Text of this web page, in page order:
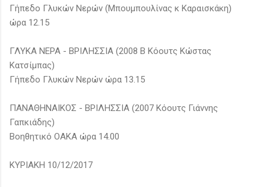
Γήπεδο Γλυκών Νερών (Μπουμπουλίνας κ Καραισκάκη)
ώρα 12.15
ΓΛΥΚΑ ΝΕΡΑ - ΒΡΙΛΗΣΣΙΑ (2008 Β Κόουτς Κώστας
Κατσίμπας)
Γήπεδο Γλυκών Νερών ώρα 13.15
ΠΑΝΑΘΗΝΑΙΚΟΣ - ΒΡΙΛΗΣΣΙΑ (2007 Κόουτς Γιάννης
Γαπκιάδης)
Βοηθητικό ΟΑΚΑ ώρα 14.00
ΚΥΡΙΑΚΗ 10/12/2017